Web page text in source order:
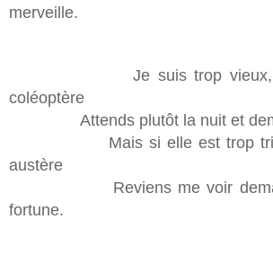
merveille.
Je suis trop vieux,
coléoptère
Attends plutôt la nuit et
Mais si elle est trop triste
austère
Reviens me voir demain
fortune.